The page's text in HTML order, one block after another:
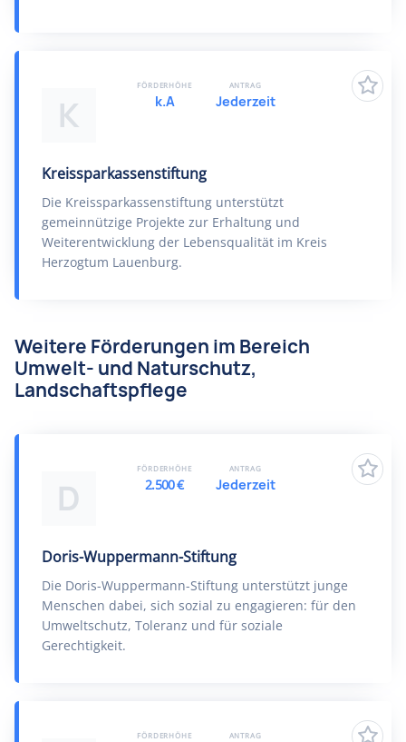
K
Kreissparkassenstiftung
Die Kreissparkassenstiftung unterstützt
gemeinnützige Projekte zur Erhaltung und
Weiterentwicklung der Lebensqualität im Kreis
Herzogtum Lauenburg.
FÖRDERHÖHE
k.A
ANTRAG
Jederzeit
Weitere Förderungen im Bereich
Umwelt- und Naturschutz,
Landschaftspflege
D
Doris-Wuppermann-Stiftung
Die Doris-Wuppermann-Stiftung unterstützt junge
Menschen dabei, sich sozial zu engagieren: für den
Umweltschutz, Toleranz und für soziale
Gerechtigkeit.
FÖRDERHÖHE
2.500 €
ANTRAG
Jederzeit
FÖRDERHÖHE ANTRAG